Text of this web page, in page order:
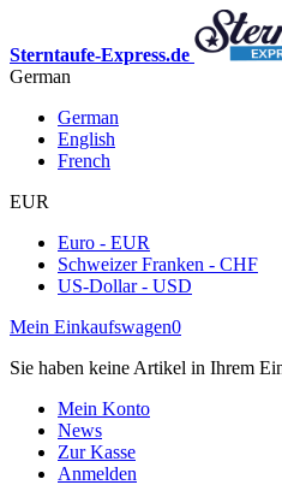
Sterntaufe-Express.de
German
German
English
French
EUR
Euro - EUR
Schweizer Franken - CHF
US-Dollar - USD
Mein Einkaufswagen0
Sie haben keine Artikel in Ihrem
Mein Konto
News
Zur Kasse
Anmelden